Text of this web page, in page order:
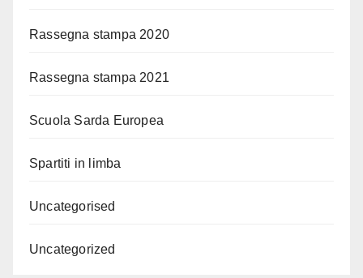
Rassegna stampa 2020
Rassegna stampa 2021
Scuola Sarda Europea
Spartiti in limba
Uncategorised
Uncategorized